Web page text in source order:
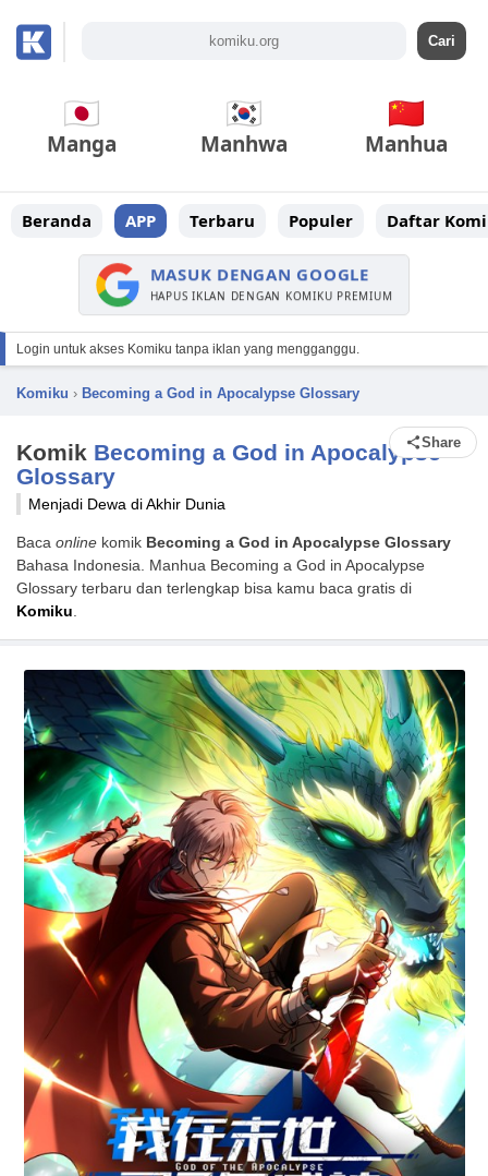
Manga Manhwa Manhua
Beranda APP Terbaru Populer Daftar
MASUK DENGAN GOOGLE
HAPUS IKLAN DENGAN KOMIKU PREMIUM
Login untuk akses Komiku tanpa iklan yang mengganggu.
Komiku › Becoming a God in Apocalypse Glossary
Komik Becoming a God in Apocalypse
Glossary
Share
Menjadi Dewa di Akhir Dunia
Baca online komik Becoming a God in Apocalypse Glossary
Bahasa Indonesia. Manhua Becoming a God in Apocalypse
Glossary terbaru dan terlengkap bisa kamu baca gratis di
Komiku